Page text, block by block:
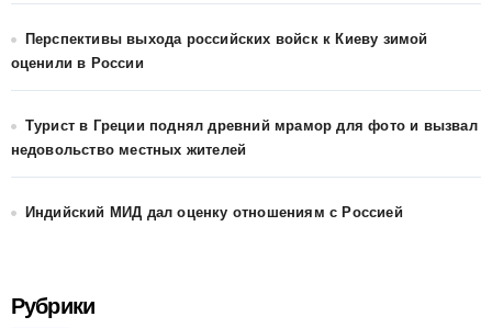
Перспективы выхода российских войск к Киеву зимой
оценили в России
Турист в Греции поднял древний мрамор для фото и вызвал
недовольство местных жителей
Индийский МИД дал оценку отношениям с Россией
Рубрики